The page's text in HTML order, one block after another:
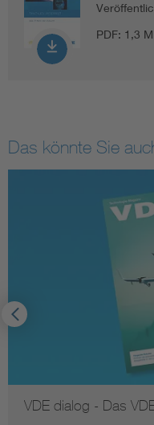
PDF: 1,3
Das könnte Sie
VDE dialog - Das